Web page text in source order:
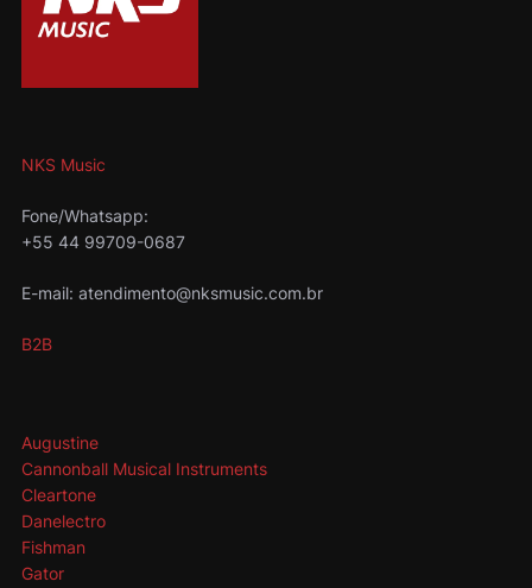
NKS Music
Fone/Whatsapp:
+55 44 99709-0687
E-mail: atendimento@nksmusic.com.br
B2B
Augustine
Cannonball Musical Instruments
Cleartone
Danelectro
Fishman
Gator